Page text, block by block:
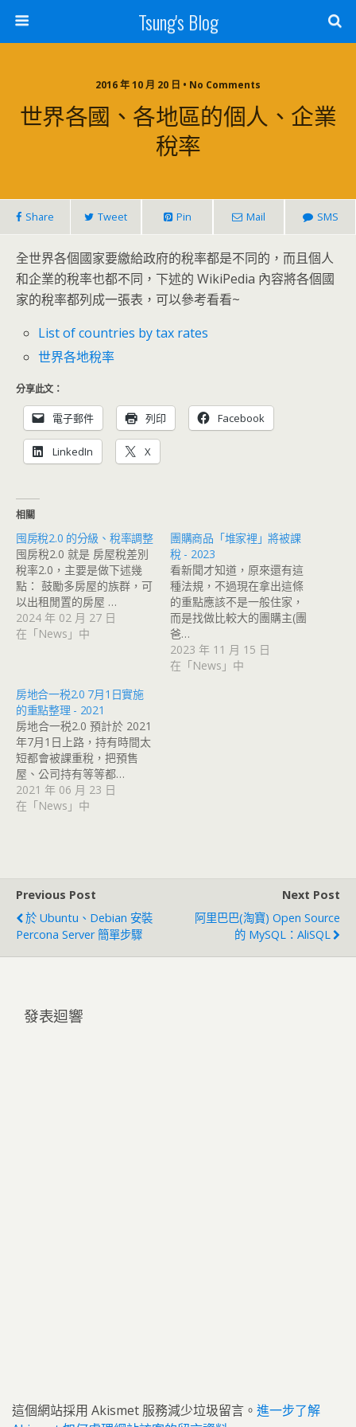
Tsung's Blog
2016 年 10 月 20 日 • No Comments
世界各國、各地區的個人、企業
稅率
Share Tweet Pin Mail SMS
全世界各個國家要繳給政府的稅率都是不同的，而且個人
和企業的稅率也都不同，下述的 WikiPedia 內容將各個國
家的稅率都列成一張表，可以參考看看~
List of countries by tax rates
世界各地稅率
分享此文：
電子郵件 列印 Facebook
LinkedIn X
相關
囤房稅2.0 的分級、稅率調整
囤房稅2.0 就是 房屋稅差別
稅率2.0，主要是做下述幾
點： 鼓勵多房屋的族群，可
以出租閒置的房屋 …
2024 年 02 月 27 日
在「News」中
團購商品「堆家裡」將被課
稅 - 2023
看新聞才知道，原來還有這
種法規，不過現在拿出這條
的重點應該不是一般住家，
而是找做比較大的團購主(團
爸…
2023 年 11 月 15 日
在「News」中
房地合一税2.0 7月1日實施
的重點整理 - 2021
房地合一税2.0 預計於 2021
年7月1日上路，持有時間太
短都會被課重稅，把預售
屋、公司持有等等都…
2021 年 06 月 23 日
在「News」中
Previous Post
於 Ubuntu、Debian 安裝
Percona Server 簡單步驟
Next Post
阿里巴巴(淘寶) Open Source
的 MySQL：AliSQL
發表迴響
這個網站採用 Akismet 服務減少垃圾留言。 進一步了解